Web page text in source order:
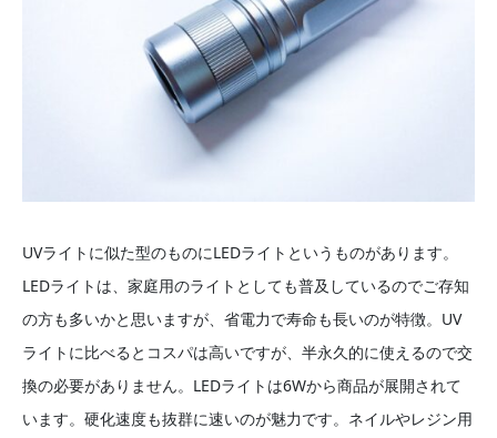
UVライトに似た型のものにLEDライトというものがあります。
LEDライトは、家庭用のライトとしても普及しているのでご存知
の方も多いかと思いますが、省電力で寿命も長いのが特徴。UV
ライトに比べるとコスパは高いですが、半永久的に使えるので交
換の必要がありません。LEDライトは6Wから商品が展開されて
います。硬化速度も抜群に速いのが魅力です。ネイルやレジン用